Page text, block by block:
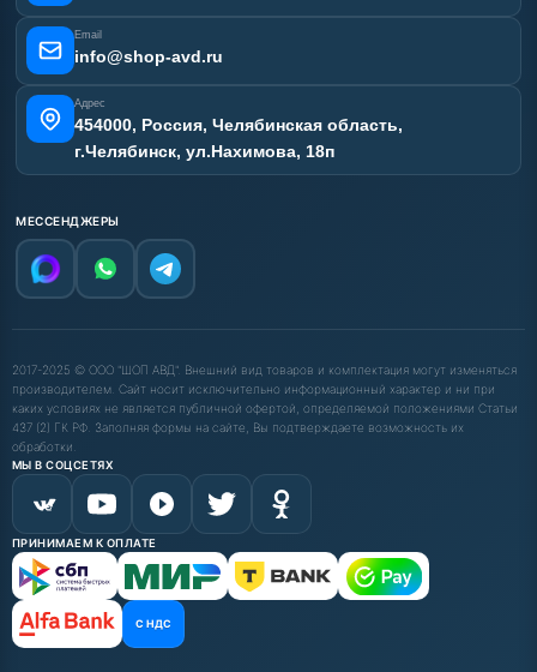
Email
info@shop-avd.ru
Адрес
454000, Россия, Челябинская область,
г.Челябинск, ул.Нахимова, 18п
МЕССЕНДЖЕРЫ
2017-2025 © ООО "ШОП АВД". Внешний вид товаров и комплектация могут изменяться
производителем. Сайт носит исключительно информационный характер и ни при
каких условиях не является публичной офертой, определяемой положениями Статьи
437 (2) ГК РФ. Заполняя формы на сайте, Вы подтверждаете возможность их
обработки.
МЫ В СОЦСЕТЯХ
ПРИНИМАЕМ К ОПЛАТЕ
С НДС